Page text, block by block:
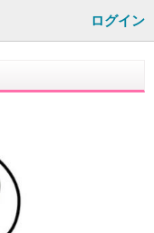
ログイン